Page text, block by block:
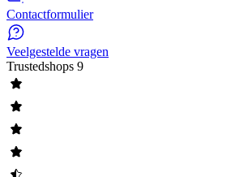
Contactformulier
Veelgestelde vragen
Trustedshops 9